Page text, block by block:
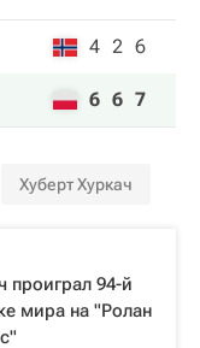
4 2 6
6 6 7
Хуберт Хуркач
проиграл 94-й
мира на "Ролан